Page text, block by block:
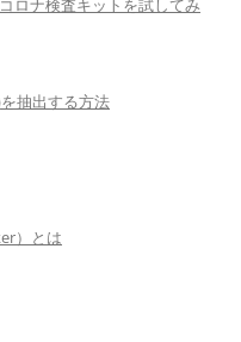
ロナ検査キットを試してみ
抽出する方法
）とは